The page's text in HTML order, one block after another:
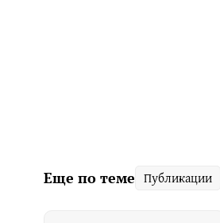
Еще по теме Публикации